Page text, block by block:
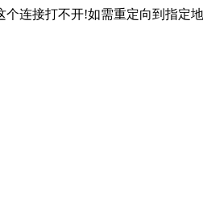
个连接打不开!如需重定向到指定